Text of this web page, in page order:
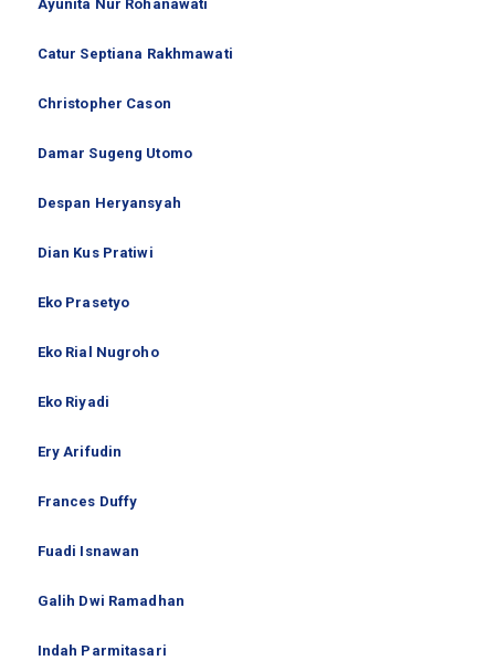
Ayunita Nur Rohanawati
Catur Septiana Rakhmawati
Christopher Cason
Damar Sugeng Utomo
Despan Heryansyah
Dian Kus Pratiwi
Eko Prasetyo
Eko Rial Nugroho
Eko Riyadi
Ery Arifudin
Frances Duffy
Fuadi Isnawan
Galih Dwi Ramadhan
Indah Parmitasari